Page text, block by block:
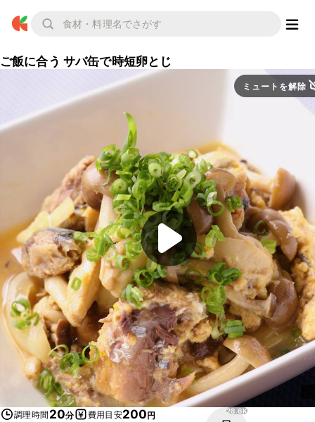
ご飯に合う サバ缶で時短卵とじ
ミュートを解除
調理時間 20分 費用目安200円 28.6K